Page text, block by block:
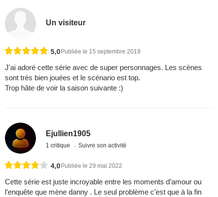
Un visiteur
5,0Publiée le 15 septembre 2019
J'ai adoré cette série avec de super personnages. Les scènes
sont très bien jouées et le scénario est top.
Trop hâte de voir la saison suivante :)
Ejullien1905
1 critique Suivre son activité
4,0Publiée le 29 mai 2022
Cette série est juste incroyable entre les moments d’amour ou
l’enquête que mène danny . Le seul problème c’est que à la fin